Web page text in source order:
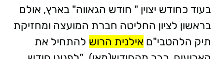
בעוד כחודש יצוין " חודש הגאווה" בארץ, אולם
בראשון לציון החליטה חברת המועצה ומחזיקת
תיק הלהטבי"ם אילנית הרוש להתחיל את